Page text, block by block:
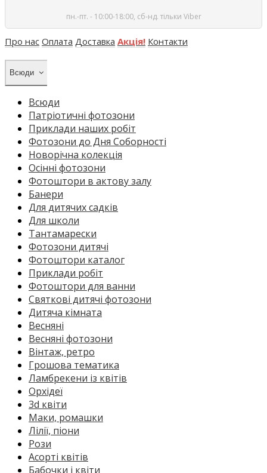
пн.-пт. - 10:00-18:00, сб-нд. тільки Viber
Про нас Оплата Доставка Акція! Контакти
Всюди
Всюди
Патріотичні фотозони
Приклади наших робіт
Фотозони до Дня Соборності
Новорічна колекція
Осінні фотозони
Фотоштори в актову залу
Банери
Для дитячих садків
Для школи
Тантамарески
Фотозони дитячі
Фотоштори каталог
Приклади робіт
Фотоштори для ванни
Святкові дитячі фотозони
Дитяча кімната
Весняні
Весняні фотозони
Вінтаж, ретро
Грошова тематика
Ламбрекени із квітів
Орхідеї
3d квіти
Маки, ромашки
Лілії, піони
Рози
Асорті квітів
Бабочки і квіти